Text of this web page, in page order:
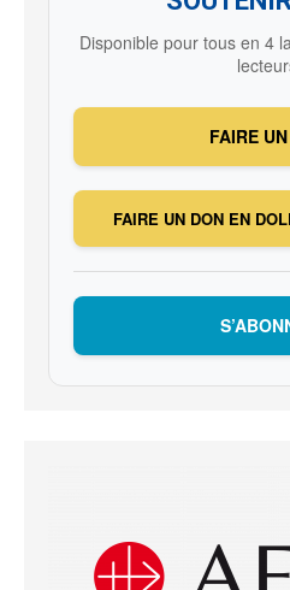
Disponible pour tous en 4
FAIRE
FAIRE UN DON EN